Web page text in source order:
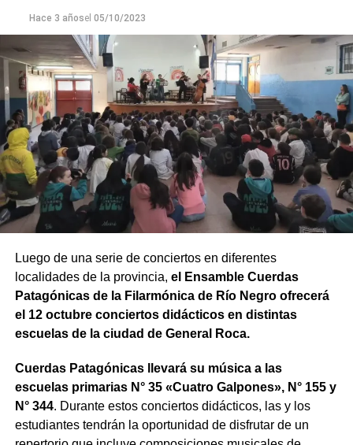
Hace 3 añosel 05/10/2023
Luego de una serie de conciertos en diferentes
localidades de la provincia, el Ensamble Cuerdas
Patagónicas de la Filarmónica de Río Negro ofrecerá
el 12 octubre conciertos didácticos en distintas
escuelas de la ciudad de General Roca.
Cuerdas Patagónicas llevará su música a las
escuelas primarias N° 35 «Cuatro Galpones», N° 155 y
N° 344. Durante estos conciertos didácticos, las y los
estudiantes tendrán la oportunidad de disfrutar de un